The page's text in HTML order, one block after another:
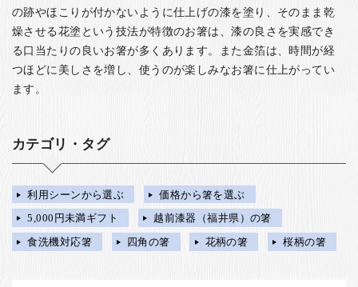
の跡やほこりが付かないように仕上げの漆を塗り、そのまま乾
燥させる花塗という技法が特徴のお箸は、漆の良さを実感でき
る口当たりの良いお箸が多くあります。また金箔は、時間が経
つほどに美しさを増し、使うのが楽しみなお箸に仕上がってい
ます。
カテゴリ・タグ
利用シーンから選ぶ
価格から箸を選ぶ
5,000円未満ギフト
越前漆器（福井県）の箸
食洗機対応箸
四角の箸 花柄の箸 桜柄の箸